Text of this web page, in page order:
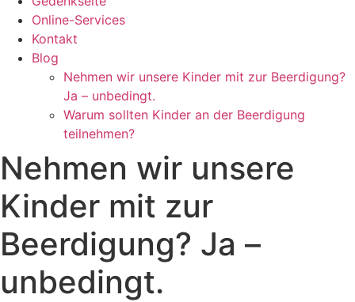
Online-Services
Kontakt
Blog
Nehmen wir unsere Kinder mit zur Beerdigung?
Ja – unbedingt.
Warum sollten Kinder an der Beerdigung
teilnehmen?
Nehmen wir unsere
Kinder mit zur
Beerdigung? Ja –
unbedingt.